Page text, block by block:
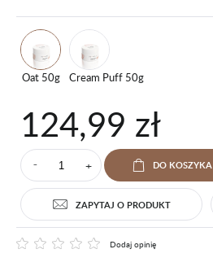
Oat 50g Cream Puff 50g
124,99 zł
⁻ + DO KOSZYKA
ZAPYTAJ O PRODUKT
Dodaj opinię